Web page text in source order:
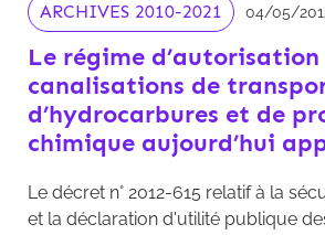
ARCHIVES 2010-2021 04/05/
Le régime
canalisations de
d’hydrocarbures et de
chimique aujourd’hui
Le décret n° 2012-615 relatif à la
et la déclaration d'utilité publique